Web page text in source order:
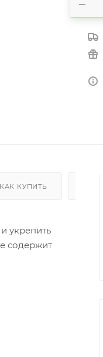
КАК КУПИТЬ
укрепить
содержит